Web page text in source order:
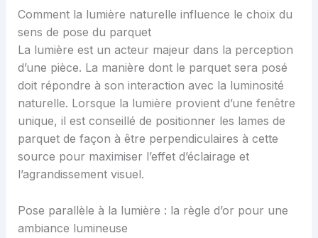
Comment la lumière naturelle influence le choix du
sens de pose du parquet
La lumière est un acteur majeur dans la perception
d’une pièce. La manière dont le parquet sera posé
doit répondre à son interaction avec la luminosité
naturelle. Lorsque la lumière provient d’une fenêtre
unique, il est conseillé de positionner les lames de
parquet de façon à être perpendiculaires à cette
source pour maximiser l’effet d’éclairage et
l’agrandissement visuel.
Pose parallèle à la lumière : la règle d’or pour une
ambiance lumineuse